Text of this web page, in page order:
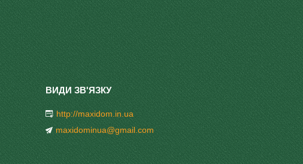
http://maxidom.in.ua
maxidominua@gmail.com